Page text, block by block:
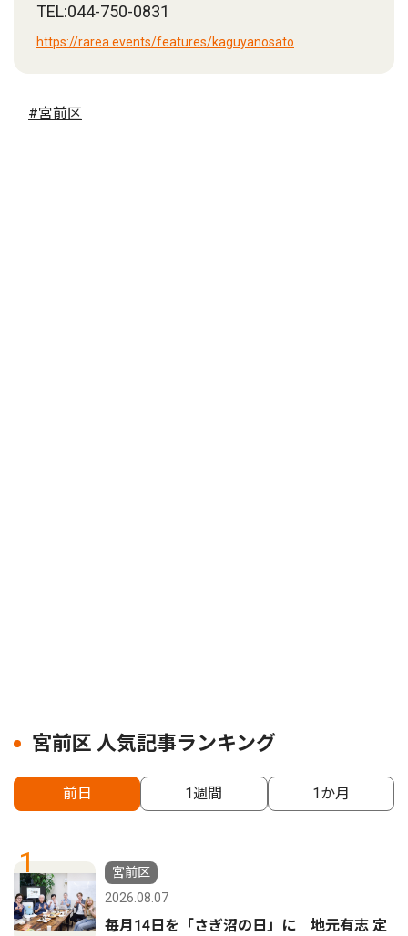
TEL:044-750-0831
https://rarea.events/features/kaguyanosato
#宮前区
宮前区 人気記事ランキング
前日 1週間 1か月
1
宮前区
2026.08.07
毎月14日を「さぎ沼の日」に 地元有志 定